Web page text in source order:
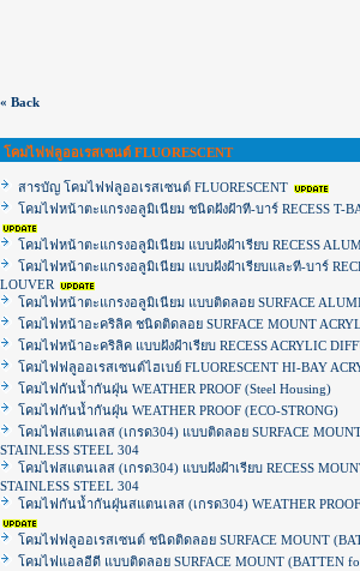
« Back
โคมไฟฟลูออเรสเซนต์ FLUORESCENT
สารบัญ โคมไฟฟลูออเรสเซนต์ FLUORESCENT
โคมไฟหน้าตะแกรงอลูมิเนียม ชนิดฝังฝ้าที-บาร์ RECESS T-
โคมไฟหน้าตะแกรงอลูมิเนียม แบบฝังฝ้าเรียบ RECESS
โคมไฟหน้าตะแกรงอลูมิเนียม แบบฝังฝ้าเรียบและที-บาร์
LOUVER
โคมไฟหน้าตะแกรงอลูมิเนียม แบบติดลอย SURFACE
โคมไฟหน้าอะคริลิค ชนิดติดลอย SURFACE MOUNT
โคมไฟหน้าอะคริลิค แบบฝังฝ้าเรียบ RECESS ACRYLIC
โคมไฟฟลูออเรสเซนต์ไฮเบย์ FLUORESCENT HI-BAY
โคมไฟกันน้ำกันฝุ่น WEATHER PROOF (Steel Housing)
โคมไฟกันน้ำกันฝุ่น WEATHER PROOF (ECO-STRONG)
โคมไฟสแตนเลส (เกรด304) แบบติดลอย SURFACE
STAINLESS STEEL 304
โคมไฟสแตนเลส (เกรด304) แบบฝังฝ้าเรียบ RECESS
STAINLESS STEEL 304
โคมไฟกันน้ำกันฝุ่นสแตนเลส (เกรด304) WEATHER PROOF
โคมไฟฟลูออเรสเซนต์ ชนิดติดลอย SURFACE MOUNT
โคมไฟแอลอีดี แบบติดลอย SURFACE MOUNT (BATTEN